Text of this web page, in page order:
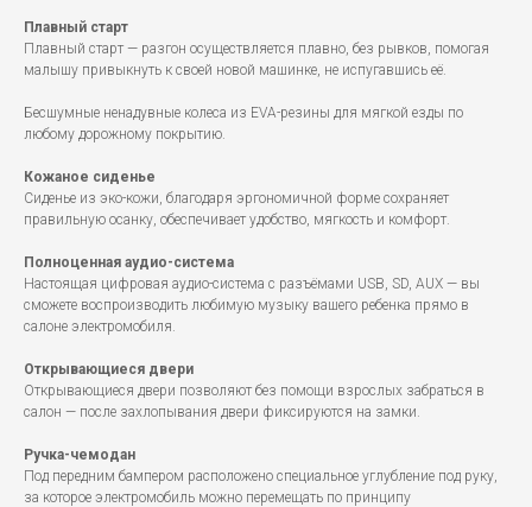
Плавный старт
Плавный старт — разгон осуществляется плавно, без рывков, помогая
малышу привыкнуть к своей новой машинке, не испугавшись её.
Бесшумные ненадувные колеса из EVA-резины для мягкой езды по
любому дорожному покрытию.
Кожаное сиденье
Сиденье из эко-кожи, благодаря эргономичной форме сохраняет
правильную осанку, обеспечивает удобство, мягкость и комфорт.
Полноценная аудио-система
Настоящая цифровая аудио-система с разъёмами USB, SD, AUX — вы
сможете воспроизводить любимую музыку вашего ребенка прямо в
салоне электромобиля.
Открывающиеся двери
Открывающиеся двери позволяют без помощи взрослых забраться в
салон — после захлопывания двери фиксируются на замки.
Ручка-чемодан
Под передним бампером расположено специальное углубление под руку,
за которое электромобиль можно перемещать по принципу